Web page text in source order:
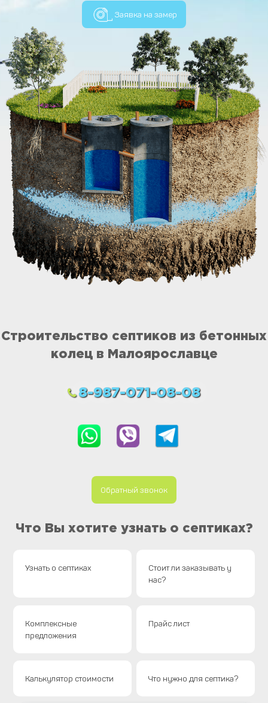
Заявка на замер
Строительство септиков из бетонных
колец в Малоярославце
8-987-071-08-08
Обратный звонок
Что Вы хотите узнать о септиках?
Узнать о септиках
Стоит ли заказывать у
нас?
Комплексные
предложения
Прайс лист
Калькулятор стоимости Что нужно для септика?